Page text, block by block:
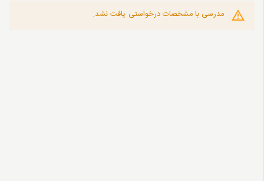
مدرسی با مشخصات درخواستی یافت نشد.